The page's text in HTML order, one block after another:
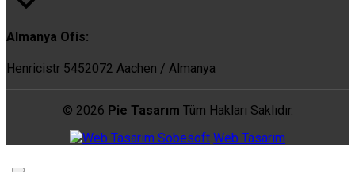
Almanya Ofis:
Henricistr 5452072 Aachen / Almanya
© 2026 Pie Tasarım Tüm Hakları Saklıdır.
Sobesoft Web Tasarım